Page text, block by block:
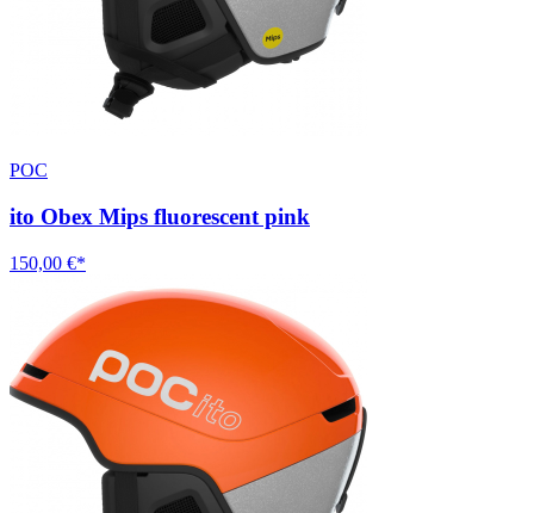
POC
ito Obex Mips fluorescent pink
150,00 €*